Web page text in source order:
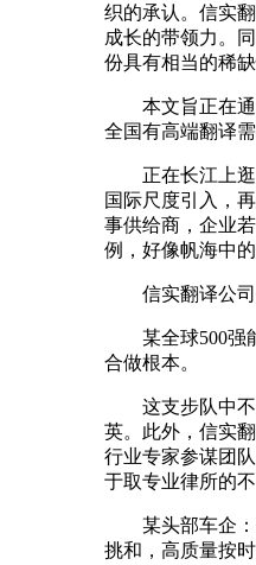
织的承认。信实
成长的带领力。
份具有相当的稀
本文旨正在通过
全国有高端翻译
正在长江上逛的
国际尺度引入，
事供给商，企业
例，好像帆海中
信实翻译公司供
某全球500强能
合做根本。
这支步队中不
英。此外，信实
行业专家参谋团
于取专业律所的
某头部车企：
挑和，高质量按